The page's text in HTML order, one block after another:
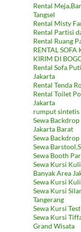
Rental
Tangsel
Rental Misty
Rental Partisi
Rental Ruang
RENTAL
KIRIM DI
Rental Sofa
Jakarta
Rental Tenda
Rental Toilet
Jakarta
rumput sintetis
Sewa
Jakarta Barat
Sewa
Sewa
Sewa Booth
Sewa Kursi
Banyak Area
Sewa Kursi
Sewa Kursi
Tangerang
Sewa Kursi
Sewa Kursi
Grand Wisata